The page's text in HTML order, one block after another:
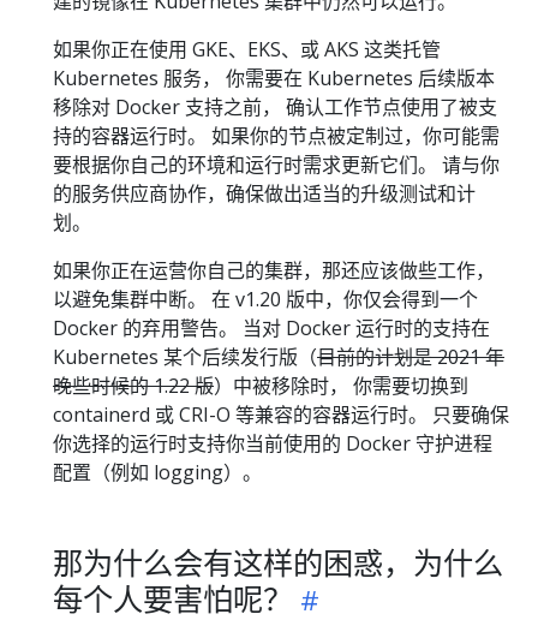
如果你正在使用 GKE、EKS、或 AKS 这类托管
Kubernetes 服务， 你需要在 Kubernetes 后续版本
移除对 Docker 支持之前， 确认工作节点使用了被支
持的容器运行时。 如果你的节点被定制过，你可能需
要根据你自己的环境和运行时需求更新它们。 请与你
的服务供应商协作，确保做出适当的升级测试和计
划。
如果你正在运营你自己的集群，那还应该做些工作，
以避免集群中断。 在 v1.20 版中，你仅会得到一个
Docker 的弃用警告。 当对 Docker 运行时的支持在
Kubernetes 某个后续发行版（目前的计划是 2021 年
晚些时候的 1.22 版）中被移除时， 你需要切换到
containerd 或 CRI-O 等兼容的容器运行时。 只要确保
你选择的运行时支持你当前使用的 Docker 守护进程
配置（例如 logging）。
那为什么会有这样的困惑，为什么
每个人要害怕呢？